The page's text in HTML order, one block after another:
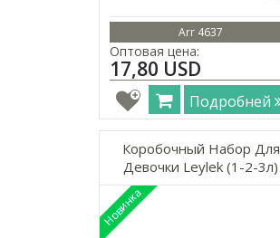
Arr 4637
Оптовая цена:
17,80 USD
Подробней
Коробочный Набор Для
Девочки Leylek (1-2-3л)